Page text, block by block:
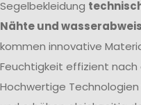
Segelbekleidung
Nähte und
kommen innovative
Feuchtigkeit effizient
Hochwertige